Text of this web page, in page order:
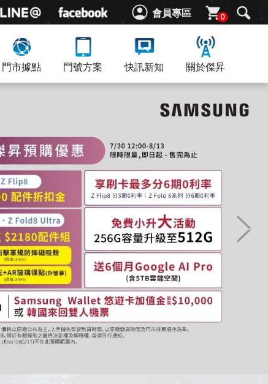
會員專區 0
門市據點 門號方案 快訊新知 關於傑昇